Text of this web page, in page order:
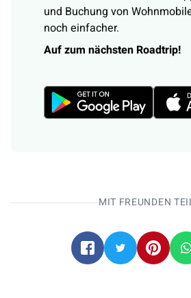
und Buchung von
noch einfacher.
Auf zum nächsten Roadtrip!
MIT FREUNDEN